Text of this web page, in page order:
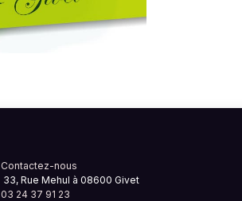
Contactez-nous
33, Rue Mehul à 08600 Givet
03 24 37 91 23